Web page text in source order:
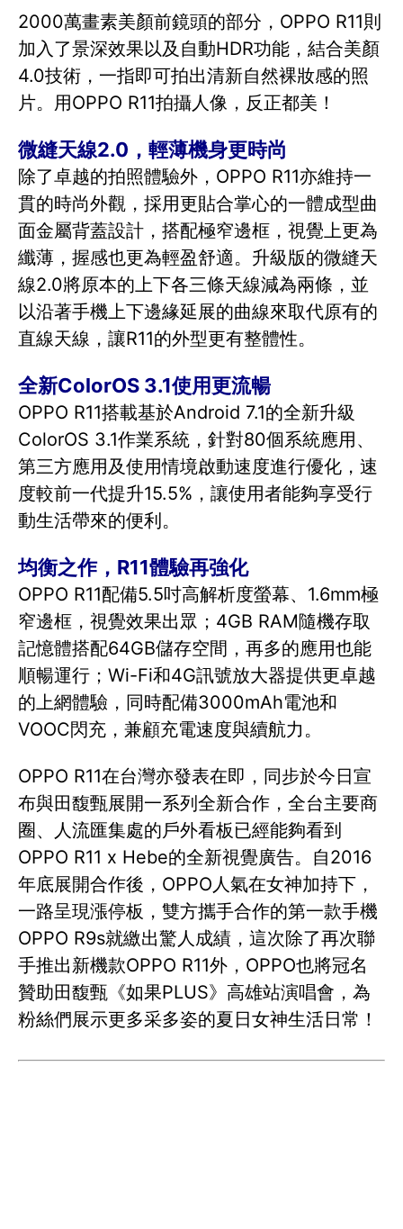
2000萬畫素美顏前鏡頭的部分，OPPO R11則
加入了景深效果以及自動HDR功能，結合美顏
4.0技術，一指即可拍出清新自然裸妝感的照
片。用OPPO R11拍攝人像，反正都美！
微縫天線2.0，輕薄機身更時尚
除了卓越的拍照體驗外，OPPO R11亦維持一
貫的時尚外觀，採用更貼合掌心的一體成型曲
面金屬背蓋設計，搭配極窄邊框，視覺上更為
纖薄，握感也更為輕盈舒適。升級版的微縫天
線2.0將原本的上下各三條天線減為兩條，並
以沿著手機上下邊緣延展的曲線來取代原有的
直線天線，讓R11的外型更有整體性。
全新ColorOS 3.1使用更流暢
OPPO R11搭載基於Android 7.1的全新升級
ColorOS 3.1作業系統，針對80個系統應用、
第三方應用及使用情境啟動速度進行優化，速
度較前一代提升15.5%，讓使用者能夠享受行
動生活帶來的便利。
均衡之作，R11體驗再強化
OPPO R11配備5.5吋高解析度螢幕、1.6mm極
窄邊框，視覺效果出眾；4GB RAM隨機存取
記憶體搭配64GB儲存空間，再多的應用也能
順暢運行；Wi-Fi和4G訊號放大器提供更卓越
的上網體驗，同時配備3000mAh電池和
VOOC閃充，兼顧充電速度與續航力。
OPPO R11在台灣亦發表在即，同步於今日宣
布與田馥甄展開一系列全新合作，全台主要商
圈、人流匯集處的戶外看板已經能夠看到
OPPO R11 x Hebe的全新視覺廣告。自2016
年底展開合作後，OPPO人氣在女神加持下，
一路呈現漲停板，雙方攜手合作的第一款手機
OPPO R9s就繳出驚人成績，這次除了再次聯
手推出新機款OPPO R11外，OPPO也將冠名
贊助田馥甄《如果PLUS》高雄站演唱會，為
粉絲們展示更多采多姿的夏日女神生活日常！